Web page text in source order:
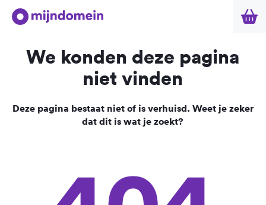
We konden deze pagina
niet vinden
Deze pagina bestaat niet of is verhuisd. Weet je zeker
dat dit is wat je zoekt?